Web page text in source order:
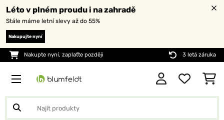
Léto v plném proudu i na zahradě
Stále máme letní slevy až do 55%
Nakupujte nyní
Nakupte nyní, zaplaťte později 3 letá záruka